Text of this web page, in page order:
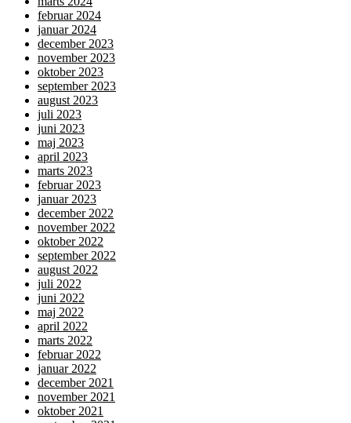
februar 2024
januar 2024
december 2023
november 2023
oktober 2023
september 2023
august 2023
juli 2023
juni 2023
maj 2023
april 2023
marts 2023
februar 2023
januar 2023
december 2022
november 2022
oktober 2022
september 2022
august 2022
juli 2022
juni 2022
maj 2022
april 2022
marts 2022
februar 2022
januar 2022
december 2021
november 2021
oktober 2021